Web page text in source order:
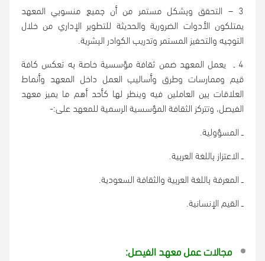
3 – التحقق وبشكل مستمر من أن جميع منسوبي المعهد
يمتلكون الأدوات الضرورية والحديثة للتطوير الإداري من خلال
التوجيه والتحفيز المستمر وتدريب الكوادر البشرية.
4 ـ يعمل المعهد ضمن ثقافة مؤسسية خاصة به تعكس كافة
قيم وممارسات وطرق وأساليب العمل داخل المعهد وأنماط
العلاقات بين العاملين فيه وينظر لها كأحد أهم ما يميز معهد
الفيصل، وتتركز الثقافة المؤسسية الرسمية للمعهد على:-
ــ المسؤولية.
ــ الاعتزاز باللغة العربية.
ــ المعرفة باللغة العربية والثقافة السعودية.
ــ القيم الإنسانية.
مجالات عمل معهد الفيصل: